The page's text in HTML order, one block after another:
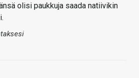
olisi paukkuja saada natiivikin